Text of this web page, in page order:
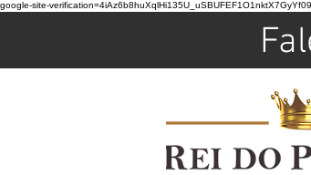
google-site-